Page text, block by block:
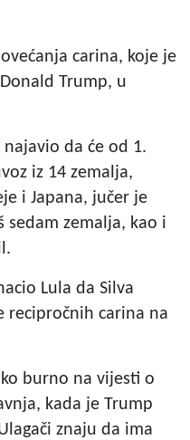
carina, koje je
Trump, u
da će od 1.
iz 14 zemalja,
i Japana, jučer je
sedam zemalja, kao i
Lula da Silva
recipročnih carina na
burno na vijesti o
kada je Trump
znaju da ima